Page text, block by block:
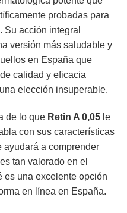
probadas para
Su acción integral
versión más saludable y
en España que
calidad y eficacia
elección insuperable.
de lo que Retin A 0,05 le
con sus características
ayudará a comprender
tan valorado en el
es una excelente opción
en línea en España.